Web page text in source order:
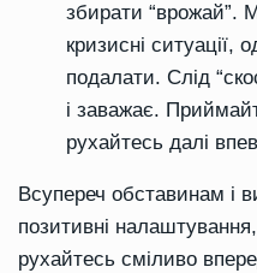
збирати “врожай”.
кризисні ситуації,
подалати. Слід
і заважає.
рухайтесь далі
Всупереч обставинам і
позитивні
рухайтесь сміливо